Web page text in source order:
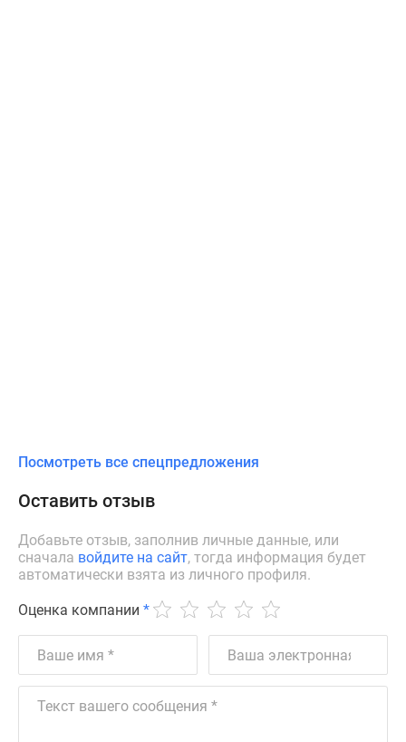
Посмотреть все спецпредложения
Оставить отзыв
Добавьте отзыв, заполнив личные данные, или
сначала войдите на сайт, тогда информация будет
автоматически взята из личного профиля.
Оценка компании *